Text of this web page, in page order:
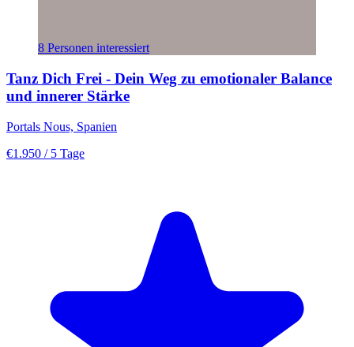
8 Personen interessiert
Tanz Dich Frei - Dein Weg zu emotionaler Balance
und innerer Stärke
Portals Nous, Spanien
€1.950 / 5 Tage